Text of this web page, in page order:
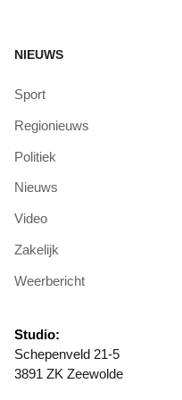
NIEUWS
Sport
Regionieuws
Politiek
Nieuws
Video
Zakelijk
Weerbericht
Studio:
Schepenveld 21-5
3891 ZK Zeewolde